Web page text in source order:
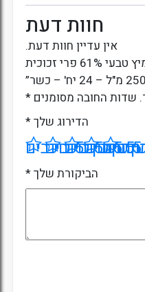
חוות דעת
אין עדיין חוות דעת.
היה הראשון לכתוב סקירה “מיץ טבעי 61% פרי זכוכית
שדות החובה מסומנים*
הדירוג שלך*
5 מתוך 5 כוכבים
הביקורת שלך*